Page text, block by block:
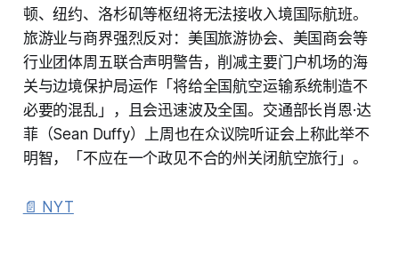
顿、纽约、洛杉矶等枢纽将无法接收入境国际航班。
旅游业与商界强烈反对：美国旅游协会、美国商会等
行业团体周五联合声明警告，削减主要门户机场的海
关与边境保护局运作「将给全国航空运输系统制造不
必要的混乱」，且会迅速波及全国。交通部长肖恩·达
菲（Sean Duffy）上周也在众议院听证会上称此举不
明智，「不应在一个政见不合的州关闭航空旅行」。
📄 NYT